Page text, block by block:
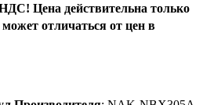
Цена действительна только
отличаться от цен в